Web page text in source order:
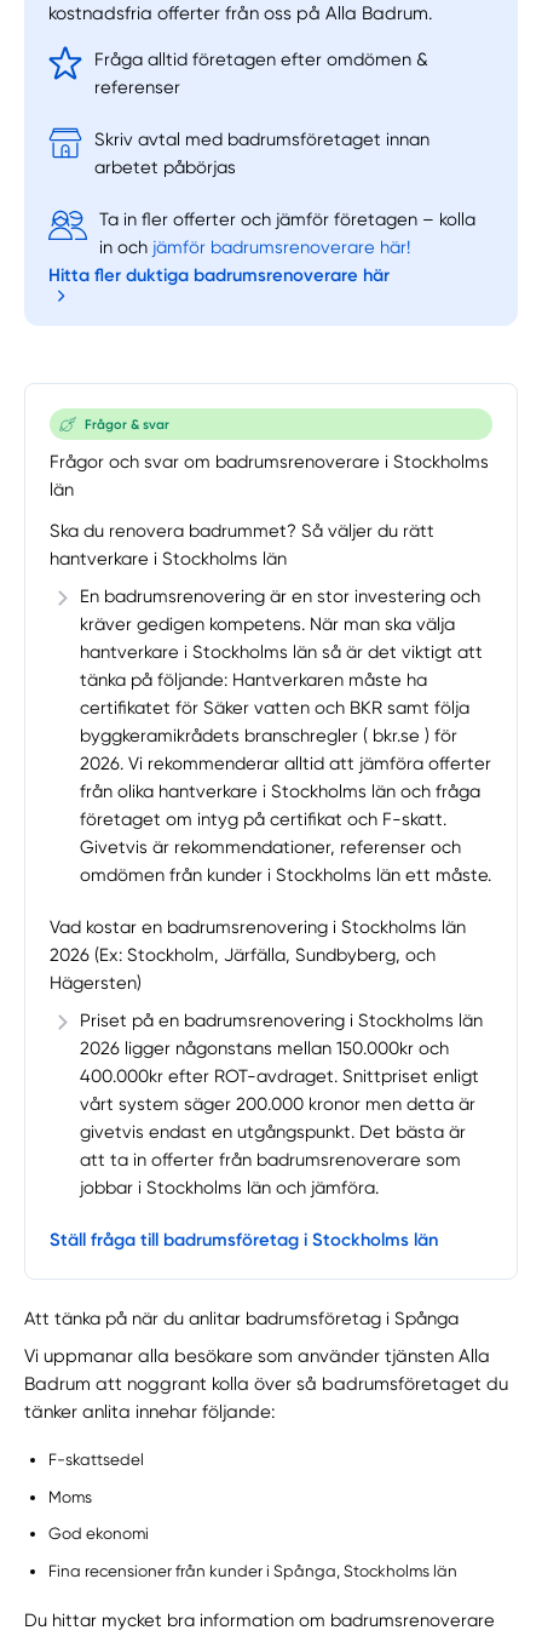
Manuellt Få hjälp
Välj tillvägagångssätt
kostnadsfria offerter från oss på Alla Badrum.
Fråga alltid företagen efter omdömen &
referenser
Skriv avtal med badrumsföretaget innan
arbetet påbörjas
Ta in fler offerter och jämför företagen – kolla
in och jämför badrumsrenoverare här!
Hitta fler duktiga badrumsrenoverare här
Frågor & svar
Frågor och svar om badrumsrenoverare i Stockholms
län
Ska du renovera badrummet? Så väljer du rätt
hantverkare i Stockholms län
En badrumsrenovering är en stor investering och
kräver gedigen kompetens. När man ska välja
hantverkare i Stockholms län så är det viktigt att
tänka på följande: Hantverkaren måste ha
certifikatet för Säker vatten och BKR samt följa
byggkeramikrådets branschregler ( bkr.se ) för
2026. Vi rekommenderar alltid att jämföra offerter
från olika hantverkare i Stockholms län och fråga
företaget om intyg på certifikat och F-skatt.
Givetvis är rekommendationer, referenser och
omdömen från kunder i Stockholms län ett måste.
Vad kostar en badrumsrenovering i Stockholms län
2026 (Ex: Stockholm, Järfälla, Sundbyberg, och
Hägersten)
Priset på en badrumsrenovering i Stockholms län
2026 ligger någonstans mellan 150.000kr och
400.000kr efter ROT-avdraget. Snittpriset enligt
vårt system säger 200.000 kronor men detta är
givetvis endast en utgångspunkt. Det bästa är
att ta in offerter från badrumsrenoverare som
jobbar i Stockholms län och jämföra.
Ställ fråga till badrumsföretag i Stockholms län
Att tänka på när du anlitar badrumsföretag i Spånga
Vi uppmanar alla besökare som använder tjänsten Alla
Badrum att noggrant kolla över så badrumsföretaget du
tänker anlita innehar följande:
F-skattsedel
Moms
God ekonomi
Fina recensioner från kunder i Spånga, Stockholms län
Du hittar mycket bra information om badrumsrenoverare